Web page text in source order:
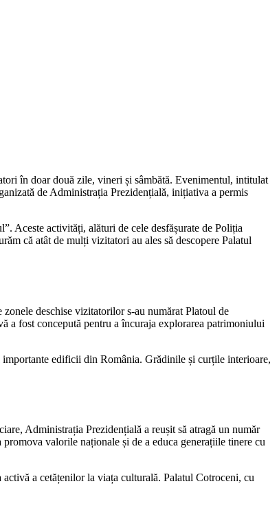
în doar două zile, vineri și sâmbătă. Evenimentul, intitulat
de Administrația Prezidențială, inițiativa a permis
Aceste activități, alături de cele desfășurate de Poliția
că atât de mulți vizitatori au ales să descopere Palatul
deschise vizitatorilor s-au numărat Platoul de
a fost concepută pentru a încuraja explorarea patrimoniului
edificii din România. Grădinile și curțile interioare,
Administrația Prezidențială a reușit să atragă un număr
valorile naționale și de a educa generațiile tinere cu
a cetățenilor la viața culturală. Palatul Cotroceni, cu